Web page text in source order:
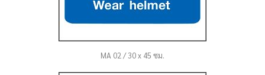
MA 02 / 30 x 45 ซม.